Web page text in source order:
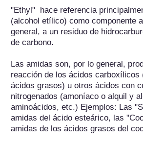
"Ethyl"  hace referencia
(alcohol etílico) como componente
general, a un residuo de
de carbono.
Las amidas son, por lo general,
reacción de los ácidos carboxílicos
ácidos grasos) u otros ácidos con
nitrogenados (amoníaco o alquil y
aminoácidos, etc.) Ejemplos: Las
amidas del ácido esteárico, las
amidas de los ácidos grasos del